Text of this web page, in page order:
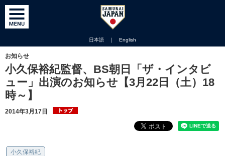
日本語 ｜ English
お知らせ
小久保裕紀監督、BS朝日「ザ・インタビ
ュー」出演のお知らせ【3月22日（土）18
時～】
2014年3月17日
小久保裕紀